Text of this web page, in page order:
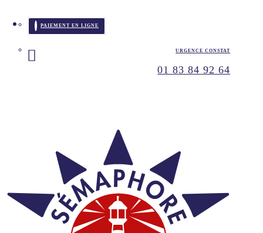
PAIEMENT EN LIGNE
URGENCE CONSTAT
01 83 84 92 64